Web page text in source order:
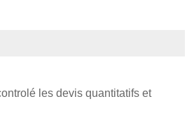
les devis quantitatifs et